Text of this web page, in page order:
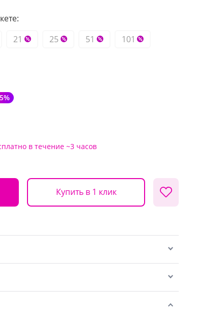
21 25 51 101
в течение ~3 часов
Купить в 1 клик